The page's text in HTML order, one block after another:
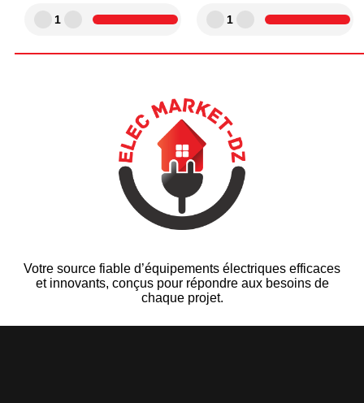
1 1
Votre source fiable d’équipements électriques efficaces
et innovants, conçus pour répondre aux besoins de
chaque projet.